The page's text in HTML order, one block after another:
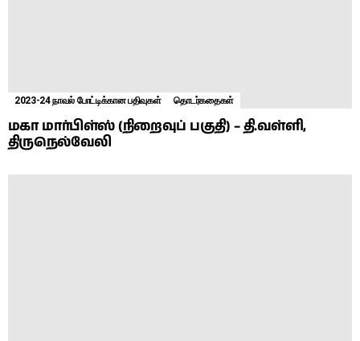
2023-24 நாவல் போட்டிக்கான பதிவுகள் தொடர்கதைகள்
மகா மார்பிள்ஸ் (நிறைவுப் பகுதி) – தி.வள்ளி,
திருநெல்வேலி